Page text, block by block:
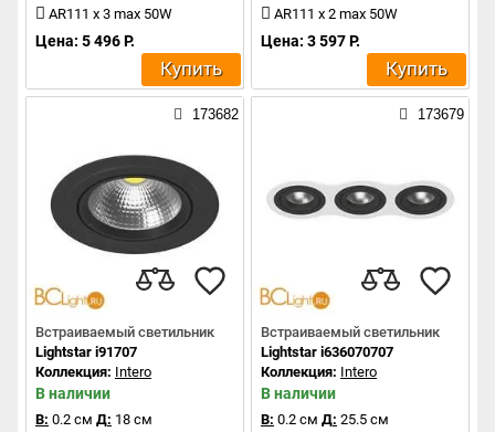
AR111 x 3 max 50W
Цена: 5 496 Р.
Купить
AR111 x 2 max 50W
Цена: 3 597 Р.
Купить
173682
Встраиваемый светильник
Lightstar i91707
Коллекция: Intero
В наличии
В: 0.2 см Д: 18 см
173679
Встраиваемый светильник
Lightstar i636070707
Коллекция: Intero
В наличии
В: 0.2 см Д: 25.5 см